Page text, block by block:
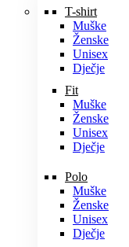
T-shirt
Muške
Ženske
Unisex
Dječje
Fit
Muške
Ženske
Unisex
Dječje
Polo
Muške
Ženske
Unisex
Dječje